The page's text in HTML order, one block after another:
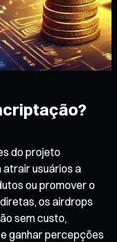
do projeto
usuários a
ou promover o
os airdrops
sem custo,
ganhar percepções